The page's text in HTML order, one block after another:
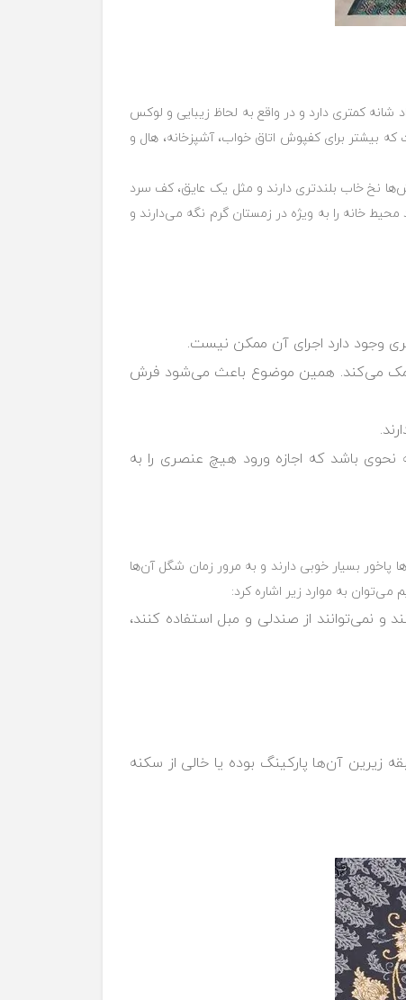
کمتری دارد و در واقع به لحاظ زیبایی و ‏لوکس
درجه پایین‌تری از نظر زیبایی قرار می‌گیرد. ‏نمونه فرش ضخیم، فرش 700 شانه و 1000 شانه است که بیشتر برای کفپوش اتاق ‏خواب، آشپزخانه، هال و
نخ خاب بلندتری دارند و مثل یک عایق، ‏کف سرد
خانه را به ویژه در زمستان ‏گرم نگه می‌دارند و
وجود دارد اجرای آن ممکن نیست.‏
کمک می‌کند. همین موضوع باعث می‌شود ‏فرش
نحوی باشد که اجازه ورود هیچ ‏عنصری را به
این فرش‌ها پاخور بسیار خوبی دارند و به مرور زمان شگل ‏آن‌ها
به موارد زیر اشاره کرد:
از صندلی و مبل استفاده کنند،
آن‌ها پارکینگ بوده یا خالی از ‏سکنه